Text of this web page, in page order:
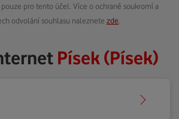
pro tento účel. Více o ochraně soukromí a
odvolání souhlasu naleznete zde
Písek (Písek)